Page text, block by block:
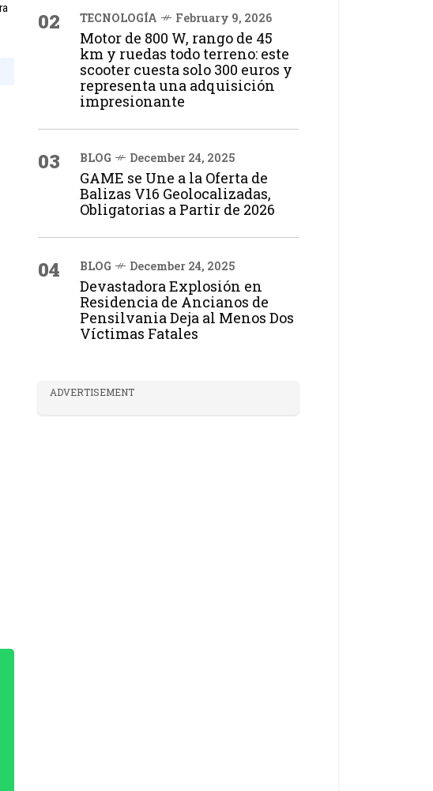
02 TECNOLOGÍA February 9, 2026
Motor de 800 W, rango de 45
km y ruedas todo terreno: este
scooter cuesta solo 300 euros y
representa una adquisición
impresionante
03 BLOG December 24, 2025
GAME se Une a la Oferta de
Balizas V16 Geolocalizadas,
Obligatorias a Partir de 2026
04 BLOG December 24, 2025
Devastadora Explosión en
Residencia de Ancianos de
Pensilvania Deja al Menos Dos
Víctimas Fatales
ADVERTISEMENT